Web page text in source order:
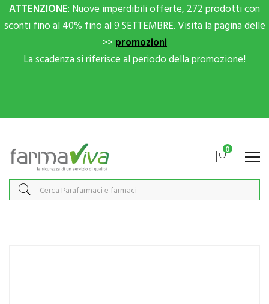
ATTENZIONE: Nuove imperdibili offerte, 272 prodotti con
sconti fino al 40% fino al 9 SETTEMBRE. Visita la pagina delle
>> promozioni
La scadenza si riferisce al periodo della promozione!
0